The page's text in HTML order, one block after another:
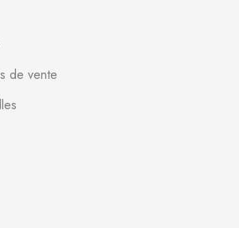
de vente